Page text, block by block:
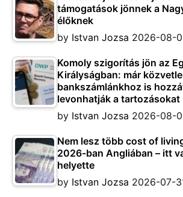
támogatások jönnek a
élőknek
by Istvan Jozsa 2026-08-
Komoly szigorítás jön az
Királyságban: már
bankszámlánkhoz is
levonhatják a tartozásokat
by Istvan Jozsa 2026-08-
Nem lesz több cost of
2026-ban Angliában – itt
helyette
by Istvan Jozsa 2026-07-